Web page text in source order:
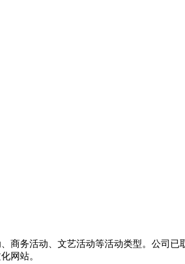
务活动、文艺活动等活动类型。公司已
网站。